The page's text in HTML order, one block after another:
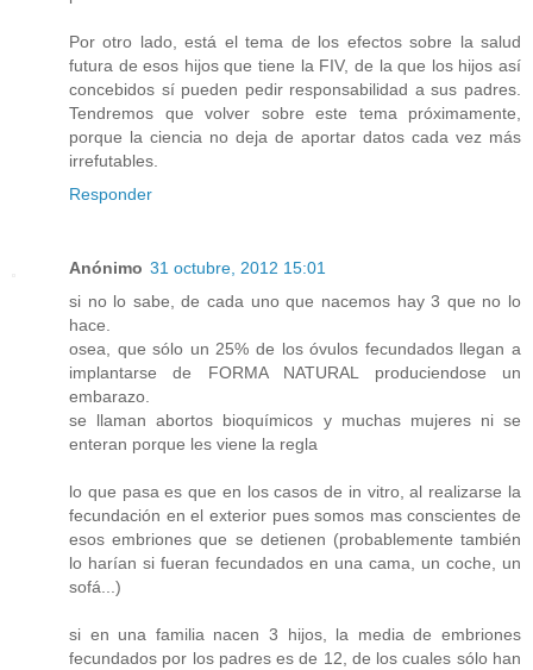
Por otro lado, está el tema de los efectos sobre la salud
futura de esos hijos que tiene la FIV, de la que los hijos así
concebidos sí pueden pedir responsabilidad a sus padres.
Tendremos que volver sobre este tema próximamente,
porque la ciencia no deja de aportar datos cada vez más
irrefutables.
Responder
Anónimo 31 octubre, 2012 15:01
si no lo sabe, de cada uno que nacemos hay 3 que no lo
hace.
osea, que sólo un 25% de los óvulos fecundados llegan a
implantarse de FORMA NATURAL produciendose un
embarazo.
se llaman abortos bioquímicos y muchas mujeres ni se
enteran porque les viene la regla
lo que pasa es que en los casos de in vitro, al realizarse la
fecundación en el exterior pues somos mas conscientes de
esos embriones que se detienen (probablemente también
lo harían si fueran fecundados en una cama, un coche, un
sofá...)
si en una familia nacen 3 hijos, la media de embriones
fecundados por los padres es de 12, de los cuales sólo han